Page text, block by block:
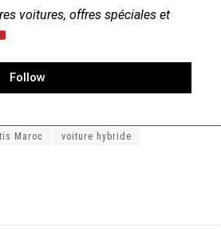
voitures, offres spéciales et
Follow
Maroc voiture hybride